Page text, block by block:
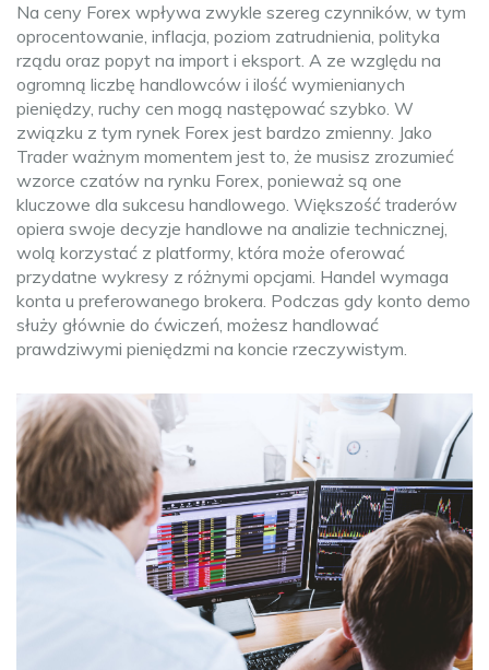
Na ceny Forex wpływa zwykle szereg czynników, w tym
oprocentowanie, inflacja, poziom zatrudnienia, polityka
rządu oraz popyt na import i eksport. A ze względu na
ogromną liczbę handlowców i ilość wymienianych
pieniędzy, ruchy cen mogą następować szybko. W
związku z tym ​​rynek Forex jest bardzo zmienny. Jako
Trader ważnym momentem jest to, że musisz zrozumieć
wzorce czatów na rynku Forex, ponieważ są one
kluczowe dla sukcesu handlowego. Większość traderów
opiera swoje decyzje handlowe na analizie technicznej,
wolą korzystać z platformy, która może oferować
przydatne wykresy z różnymi opcjami. Handel wymaga
konta u preferowanego brokera. Podczas gdy konto demo
służy głównie do ćwiczeń, możesz handlować
prawdziwymi pieniędzmi na koncie rzeczywistym.